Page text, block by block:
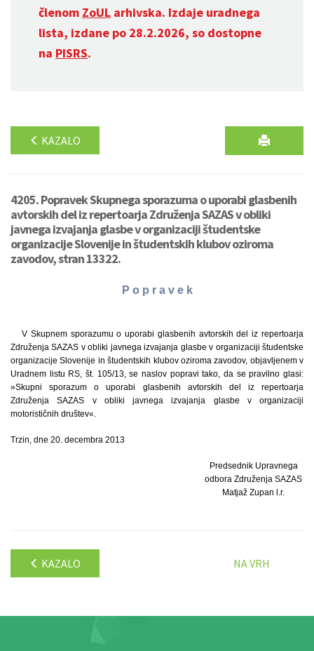
členom ZoUL arhivska. Izdaje uradnega
lista, izdane po 28.2.2026, so dostopne
na PISRS.
KAZALO
4205. Popravek Skupnega sporazuma o uporabi glasbenih
avtorskih del iz repertoarja Združenja SAZAS v obliki
javnega izvajanja glasbe v organizaciji študentske
organizacije Slovenije in študentskih klubov oziroma
zavodov, stran 13322.
P o p r a v e k
V Skupnem sporazumu o uporabi glasbenih avtorskih del iz repertoarja
Združenja SAZAS v obliki javnega izvajanja glasbe v organizaciji študentske
organizacije Slovenije in študentskih klubov oziroma zavodov, objavljenem v
Uradnem listu RS, št. 105/13, se naslov popravi tako, da se pravilno glasi:
»Skupni sporazum o uporabi glasbenih avtorskih del iz repertoarja
Združenja SAZAS v obliki javnega izvajanja glasbe v organizaciji
motorističnih društev«.
Trzin, dne 20. decembra 2013
Predsednik Upravnega
odbora Združenja SAZAS
Matjaž Zupan l.r.
KAZALO NA VRH